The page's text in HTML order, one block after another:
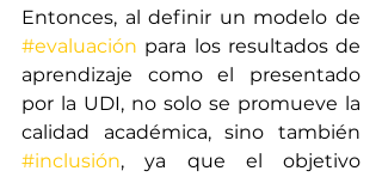
#evaluación para los resultados de
aprendizaje como el presentado
por la UDI, no solo se promueve la
#inclusión, ya que el objetivo